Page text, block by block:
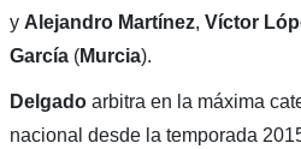
y Alejandro Martínez, Víctor
García(Murcia).
Delgadoarbitra en la máxima
nacional desde la temporada